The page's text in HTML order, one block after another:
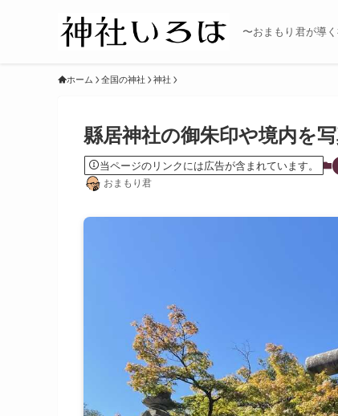
〜おまもり君が導
ホーム 全国の神社 神社
縣居神社の御朱印や境内を
当ページのリンクには広告が含まれています。
おまもり君